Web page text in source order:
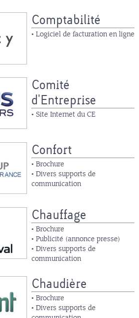
Comptabilité
• Logiciel de facturation en ligne
Comité
d'Entreprise
• Site Internet du CE
Confort
• Brochure
• Divers supports de
communication
Chauffage
• Brochure
• Publicité (annonce presse)
• Divers supports de
communication
Chaudière
• Brochure
• Divers supports de